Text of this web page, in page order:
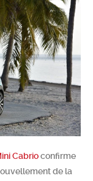
Cabrioconfirme
de la